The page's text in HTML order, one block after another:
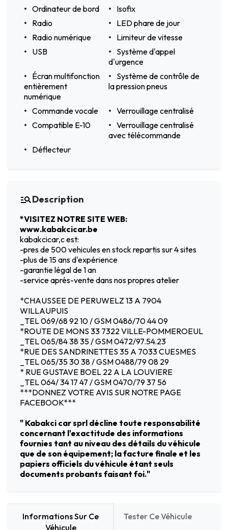
Ordinateur de bord
Isofix
Radio
LED phare de jour
Radio numérique
Limiteur de vitesse
USB
Système d'appel
d'urgence
Écran multifonction
entièrement
numérique
Système de contrôle de
la pression pneus
Commande vocale
Verrouillage centralisé
Compatible E-10
Verrouillage centralisé
avec télécommande
Déflecteur
Description
*VISITEZ NOTRE SITE WEB:
www.kabakcicar.be
kabakcicar,c est:
-pres de 500 vehicules en stock repartis sur 4 sites
-plus de 15 ans d'expérience
-garantie légal de 1 an
-service aprés-vente dans nos propres atelier
*CHAUSSEE DE PERUWELZ 13 A 7904
WILLAUPUIS
_TEL 069/68 92 10 / GSM 0486/70 44 09
*ROUTE DE MONS 33 7322 VILLE-POMMEROEUL
_TEL 065/84 38 35 / GSM 0472/97.54.23
*RUE DES SANDRINETTES 35 A 7033 CUESMES
_TEL 065/35 30 38 / GSM 0488/79 08 29
* RUE GUSTAVE BOEL 22 A LA LOUVIERE
_TEL 064/ 34 17 47 / GSM 0470/79 37 56
***DONNEZ VOTRE AVIS SUR NOTRE PAGE
FACEBOOK***
" Kabakci car sprl décline toute responsabilité
concernant l'exactitude des informations
fournies tant au niveau des détails du véhicule
que de son équipement; la facture finale et les
papiers officiels du véhicule étant seuls
documents probants faisant foi."
Informations Sur Ce
Véhicule
Tester Ce Véhicule